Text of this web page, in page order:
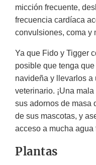
micción frecuente,
frecuencia cardíaca
convulsiones, coma y
Ya que Fido y Tigger
posible que tenga
navideña y llevarlos a
veterinario. ¡Una
sus adornos de masa
de sus mascotas, y
acceso a mucha agua
Plantas